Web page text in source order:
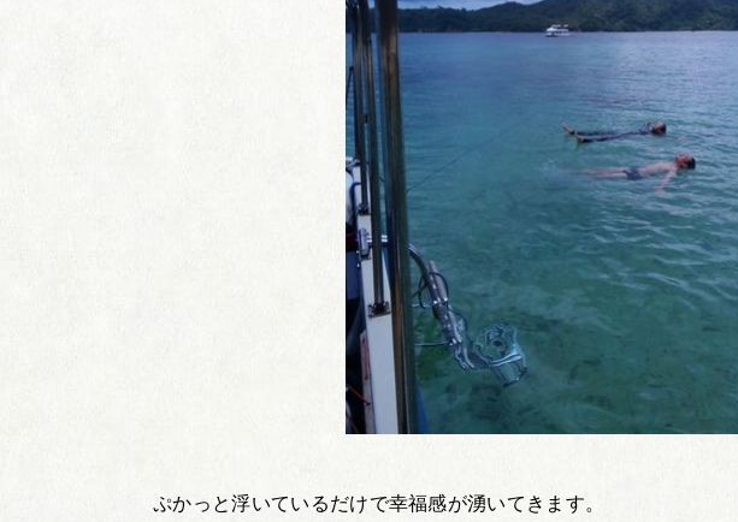
ぷかっと浮いているだけで幸福感が湧いてきます。